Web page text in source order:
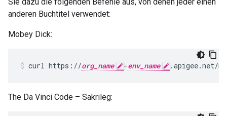
anderen Buchtitel verwendet:
Mobey Dick:
curl https://org_name -env_name .apigee.net/
The Da Vinci Code – Sakrileg: